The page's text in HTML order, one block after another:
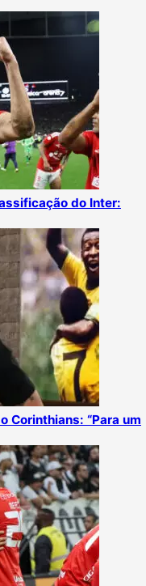
do Inter:
Corinthians: “Para um